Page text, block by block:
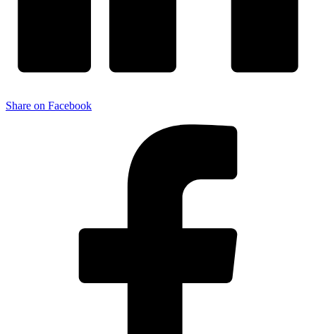
Share on Facebook